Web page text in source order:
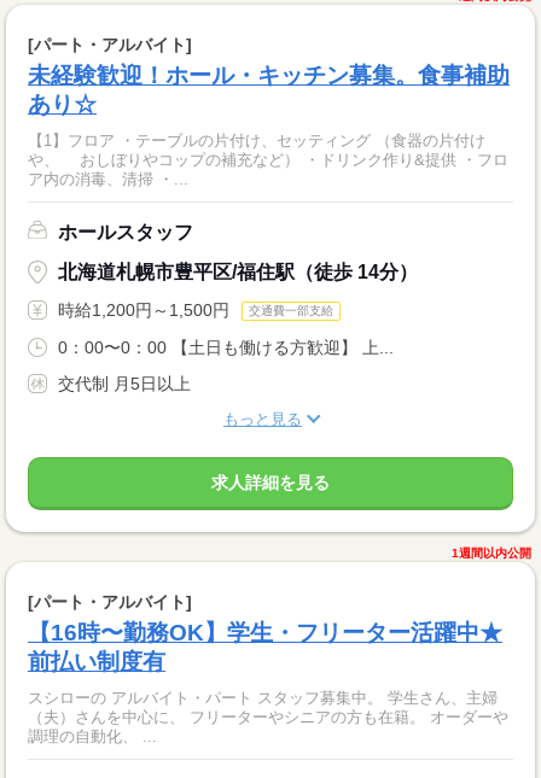
[パート・アルバイト]
未経験歓迎！ホール・キッチン募集。食事補助
あり☆
【1】フロア ・テーブルの片付け、セッティング （食器の片付け
や、 おしぼりやコップの補充など） ・ドリンク作り&提供 ・フロ
ア内の消毒、清掃 ・...
ホールスタッフ
北海道札幌市豊平区/福住駅（徒歩 14分）
時給1,200円～1,500円 交通費一部支給
0：00〜0：00 【土日も働ける方歓迎】 上...
交代制 月5日以上
もっと見る
求人詳細を見る
1週間以内公開
[パート・アルバイト]
【16時〜勤務OK】学生・フリーター活躍中★
前払い制度有
スシローの アルバイト・パート スタッフ募集中。 学生さん、主婦
（夫）さんを中心に、 フリーターやシニアの方も在籍。 オーダーや
調理の自動化、 ...